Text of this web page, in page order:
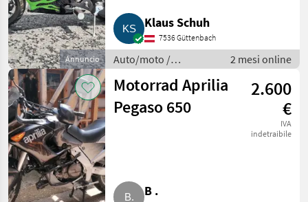
Annuncio
Klaus Schuh
7536 Güttenbach
Auto/moto /
Motociclette
2 mesi online
Motorrad Aprilia
Pegaso 650
2.600
€
IVA
indetraibile
B .